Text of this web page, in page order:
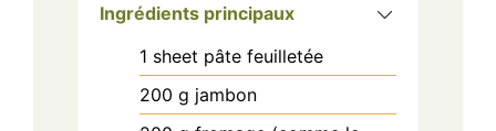
Ingrédients principaux
1 sheet pâte feuilletée
200 g jambon